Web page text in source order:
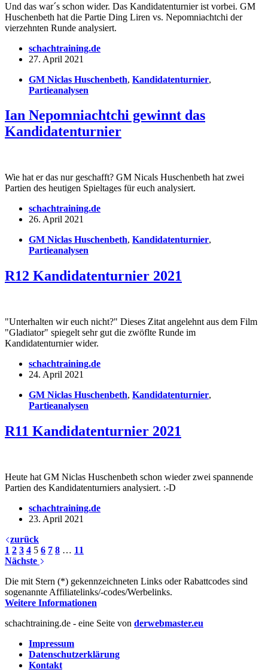
Und das war´s schon wider. Das Kandidatenturnier ist vorbei. GM
Huschenbeth hat die Partie Ding Liren vs. Nepomniachtchi der
vierzehnten Runde analysiert.
schachtraining.de
27. April 2021
GM Niclas Huschenbeth, Kandidatenturnier,
Partieanalysen
Ian Nepomniachtchi gewinnt das
Kandidatenturnier
Wie hat er das nur geschafft? GM Nicals Huschenbeth hat zwei
Partien des heutigen Spieltages für euch analysiert.
schachtraining.de
26. April 2021
GM Niclas Huschenbeth, Kandidatenturnier,
Partieanalysen
R12 Kandidatenturnier 2021
"Unterhalten wir euch nicht?" Dieses Zitat angelehnt aus dem Film
"Gladiator" spiegelt sehr gut die zwöflte Runde im
Kandidatenturnier wider.
schachtraining.de
24. April 2021
GM Niclas Huschenbeth, Kandidatenturnier,
Partieanalysen
R11 Kandidatenturnier 2021
Heute hat GM Niclas Huschenbeth schon wieder zwei spannende
Partien des Kandidatenturniers analysiert. :-D
schachtraining.de
23. April 2021
zurück
1 2 3 4 5 6 7 8 … 11
Nächste
Die mit Stern (*) gekennzeichneten Links oder Rabattcodes sind
sogenannte Affiliatelinks/-codes/Werbelinks.
Weitere Informationen
schachtraining.de - eine Seite von derwebmaster.eu
Impressum
Datenschutzerklärung
Kontakt